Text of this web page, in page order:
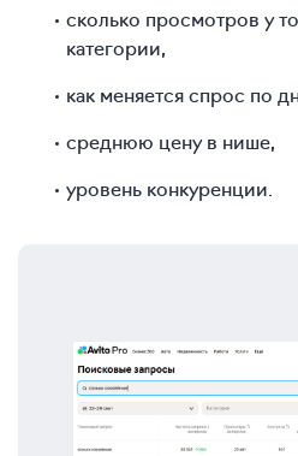
сколько просмотров у
категории,
как меняется спрос по
среднюю цену в нише,
уровень конкуренции.